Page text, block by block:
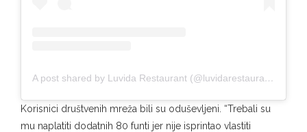
A post shared by Luvida Restaurant (@luvidarestaurant)
Korisnici društvenih mreža bili su oduševljeni. “Trebali su
mu naplatiti dodatnih 80 funti jer nije isprintao vlastiti